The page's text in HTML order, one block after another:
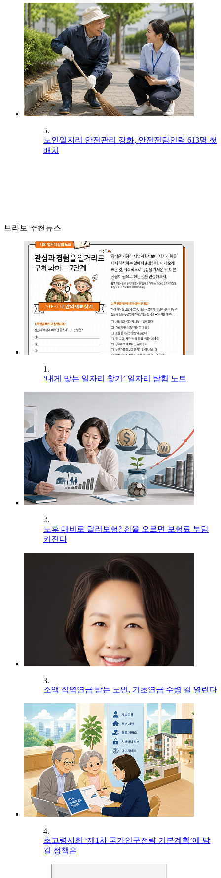
5.
노인일자리 안전관리 강화, 안전전담인력 613명 첫
배치
브라보 추천뉴스
1.
‘내게 맞는 일자리 찾기’ 일자리 탐험 노트
2.
노후 대비로 달러보험? 환율 오르면 보험료 부담
커진다
3.
소액 직역연금 받는 노인, 기초연금 수령 길 열린다
4.
초고령사회 ‘제1차 국가인구전략 기본계획’에 담
길 정책은